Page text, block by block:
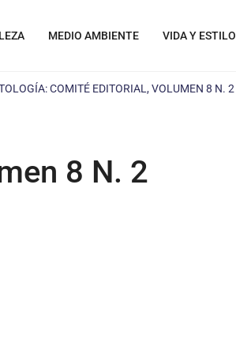
MEDIO AMBIENTE VIDA Y ESTILO
COMITÉ EDITORIAL, VOLUMEN 8 N. 2
8 N. 2